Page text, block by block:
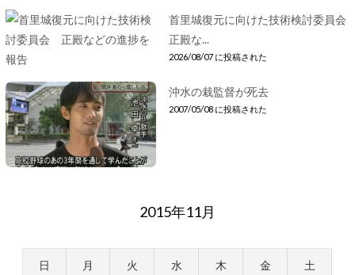
首里城復元に向けた技術検討委員会
正殿な...
2026/08/07 に投稿された
沖水の栽監督が死去
2007/05/08 に投稿された
2015年11月
日 月 火 水 木 金 土